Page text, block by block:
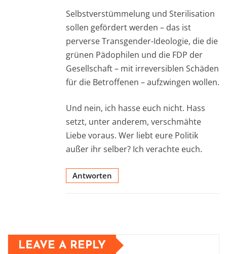
Selbstverstümmelung und Sterilisation
sollen gefördert werden – das ist
perverse Transgender-Ideologie, die die
grünen Pädophilen und die FDP der
Gesellschaft – mit irreversiblen Schäden
für die Betroffenen – aufzwingen wollen.
Und nein, ich hasse euch nicht. Hass
setzt, unter anderem, verschmähte
Liebe voraus. Wer liebt eure Politik
außer ihr selber? Ich verachte euch.
Antworten
LEAVE A REPLY